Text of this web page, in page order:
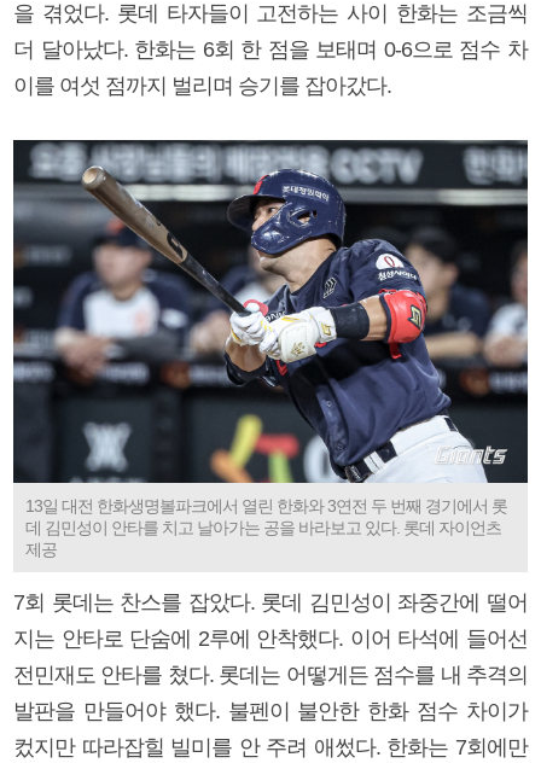
을 겪었다. 롯데 타자들이 고전하는 사이 한화는 조금씩
더 달아났다. 한화는 6회 한 점을 보태며 0-6으로 점수 차
이를 여섯 점까지 벌리며 승기를 잡아갔다.
13일 대전 한화생명볼파크에서 열린 한화와 3연전 두 번째 경기에서 롯
데 김민성이 안타를 치고 날아가는 공을 바라보고 있다. 롯데 자이언츠
제공
7회 롯데는 찬스를 잡았다. 롯데 김민성이 좌중간에 떨어
지는 안타로 단숨에 2루에 안착했다. 이어 타석에 들어선
전민재도 안타를 쳤다. 롯데는 어떻게든 점수를 내 추격의
발판을 만들어야 했다. 불펜이 불안한 한화 점수 차이가
컸지만 따라잡힐 빌미를 안 주려 애썼다. 한화는 7회에만